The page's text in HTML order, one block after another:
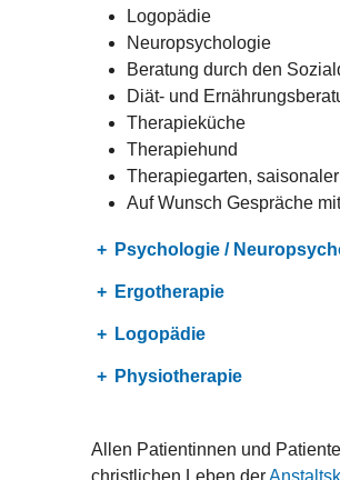
Logopädie
Neuropsychologie
Beratung durch den
Diät- und
Therapieküche
Therapiehund
Therapiegarten,
Auf Wunsch Gespräche
Psychologie /
Ergotherapie
Logopädie
Physiotherapie
Allen Patientinnen und
christlichen Leben der